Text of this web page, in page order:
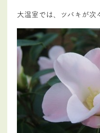
大温室では、ツバキが次